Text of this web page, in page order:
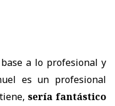
a lo profesional y
es un profesional
sería fantástico